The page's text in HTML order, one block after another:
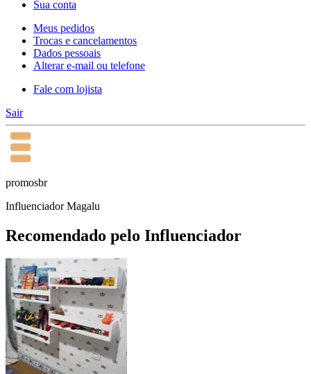
Sua conta
Meus pedidos
Trocas e cancelamentos
Dados pessoais
Alterar e-mail ou telefone
Fale com lojista
Sair
promosbr
Influenciador Magalu
Recomendado pelo Influenciador